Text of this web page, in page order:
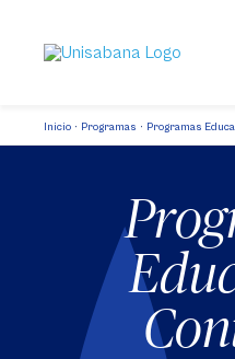
contenido
principal
Inicio Programas Programas